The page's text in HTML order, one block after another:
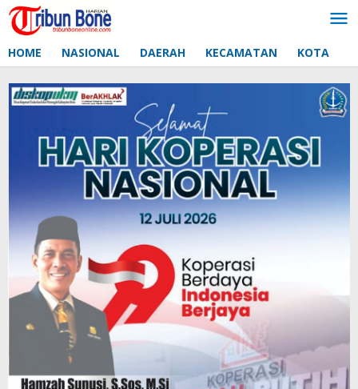
Lewati
ke
HOME NASIONAL DAERAH KECAMATAN KOTA